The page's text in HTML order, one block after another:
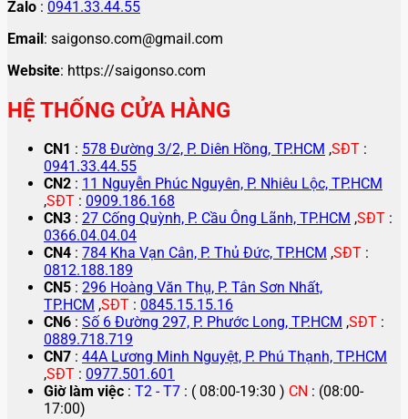
Zalo : 0941.33.44.55
Email: saigonso.com@gmail.com
Website: https://saigonso.com
HỆ THỐNG CỬA HÀNG
CN1 : 578 Đường 3/2, P. Diên Hồng, TP.HCM ,SĐT :
0941.33.44.55
CN2 : 11 Nguyễn Phúc Nguyên, P. Nhiêu Lộc, TP.HCM
,SĐT : 0909.186.168
CN3 : 27 Cống Quỳnh, P. Cầu Ông Lãnh, TP.HCM ,SĐT :
0366.04.04.04
CN4 : 784 Kha Vạn Cân, P. Thủ Đức, TP.HCM ,SĐT :
0812.188.189
CN5 : 296 Hoàng Văn Thụ, P. Tân Sơn Nhất,
TP.HCM ,SĐT : 0845.15.15.16
CN6 : Số 6 Đường 297, P. Phước Long, TP.HCM ,SĐT :
0889.718.719
CN7 : 44A Lương Minh Nguyệt, P. Phú Thạnh, TP.HCM
,SĐT : 0977.501.601
Giờ làm việc : T2 - T7 : ( 08:00-19:30 ) CN : (08:00-
17:00)